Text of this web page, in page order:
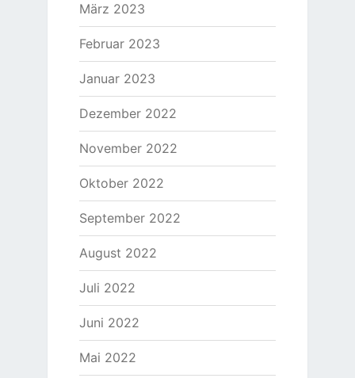
März 2023
Februar 2023
Januar 2023
Dezember 2022
November 2022
Oktober 2022
September 2022
August 2022
Juli 2022
Juni 2022
Mai 2022